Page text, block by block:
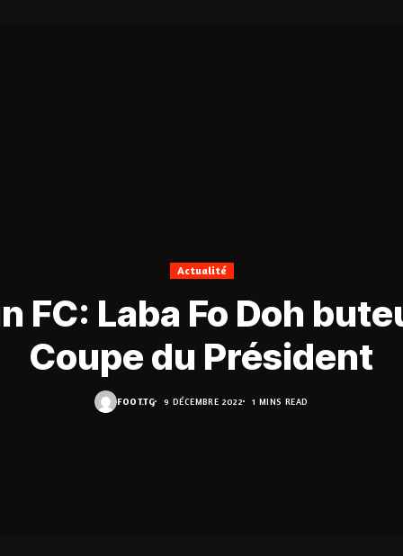
Actualité
FC: Laba Fo Doh
Coupe du Président
FOOT.TG 9 DÉCEMBRE 2022 1 MINS READ